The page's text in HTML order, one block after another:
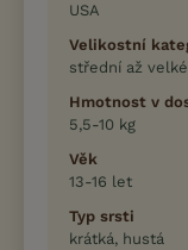
USA
Velikostní
střední až
Hmotnost v
5,5-10 kg
Věk
13-16 let
Typ srsti
krátká, hustá